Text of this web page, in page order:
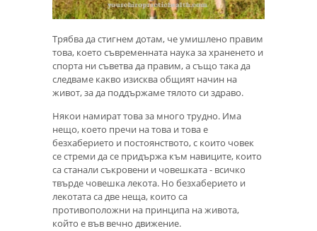
Трябва да стигнем дотам, че умишлено правим
това, което съвременната наука за храненето и
спорта ни съветва да правим, а също така да
следваме какво изисква общият начин на
живот, за да поддържаме тялото си здраво.
Някои намират това за много трудно. Има
нещо, което пречи на това и това е
безхаберието и постоянството, с които човек
се стреми да се придържа към навиците, които
са станали съкровени и човешката - всичко
твърде човешка лекота. Но безхаберието и
лекотата са две неща, които са
противоположни на принципа на живота,
който е във вечно движение.